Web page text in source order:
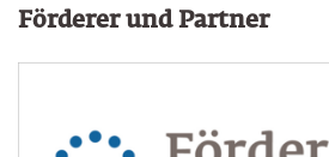
Förderer und Partner